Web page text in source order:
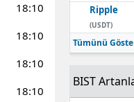
18:10
18:10
18:10
18:10
Ripple
(USDT)
Tümünü
BIST